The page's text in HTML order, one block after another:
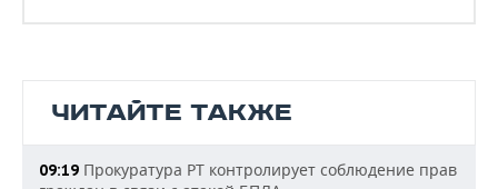
ЧИТАЙТЕ ТАКЖЕ
09:19 Прокуратура РТ контролирует соблюдение прав